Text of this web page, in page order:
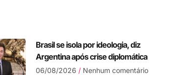
Brasil se isola por ideologia, diz
Argentina após crise diplomática
06/08/2026 Nenhum comentário